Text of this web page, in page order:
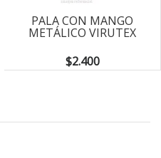
PALA CON MANGO
METÁLICO VIRUTEX
$2.400